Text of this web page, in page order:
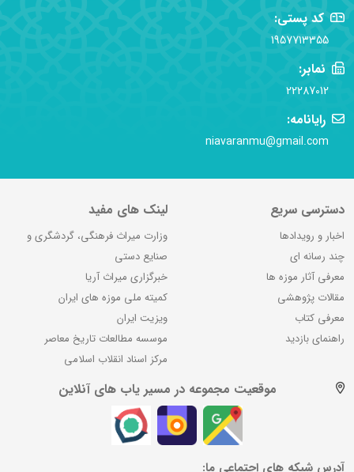
کد پستی:
1957713355
نمابر:
22287012
رایانامه:
niavaranmu@gmail.com
دسترسی سریع
اخبار و رویدادها
چند رسانه ای
معرفی آثار موزه ها
مقالات پژوهشی
معرفی کتاب
راهنمای بازدید
لینک های مفید
وزارت میراث فرهنگی، گردشگری و
صنایع دستی
خبرگزاری میراث آریا
کمیته ملی موزه های ایران
ویزیت ایران
موسسه مطالعات تاریخ معاصر
مرکز اسناد انقلاب اسلامی
موقعیت مجموعه در مسیر یاب های آنلاین